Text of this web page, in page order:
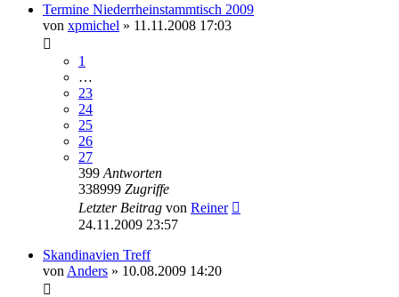
Termine Niederrheinstammtisch 2009
von xpmichel » 11.11.2008 17:03
1
…
23
24
25
26
27
399 Antworten
338999 Zugriffe
Letzter Beitrag von Reiner
24.11.2009 23:57
Skandinavien Treff
von Anders » 10.08.2009 14:20